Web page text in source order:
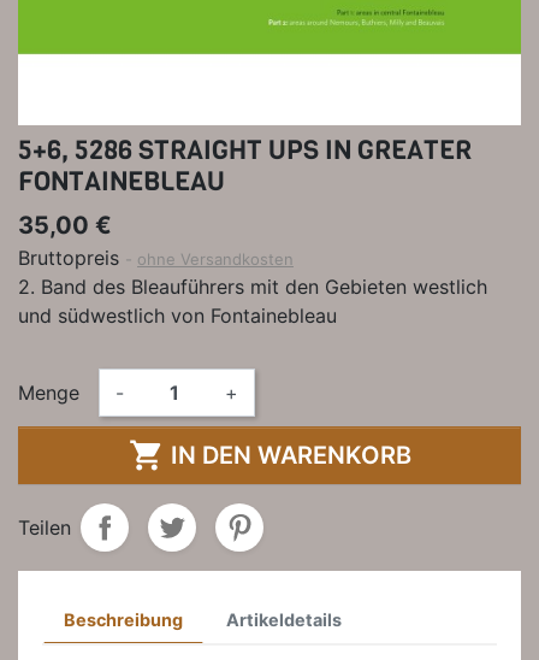
5+6, 5286 STRAIGHT UPS IN GREATER
FONTAINEBLEAU
35,00 €
Bruttopreis ohne Versandkosten
2. Band des Bleauführers mit den Gebieten westlich
und südwestlich von Fontainebleau
Menge - +
 IN DEN WARENKORB
Teilen
Beschreibung Artikeldetails